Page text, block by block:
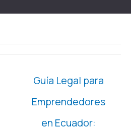
Guía Legal para
Emprendedores
en Ecuador: